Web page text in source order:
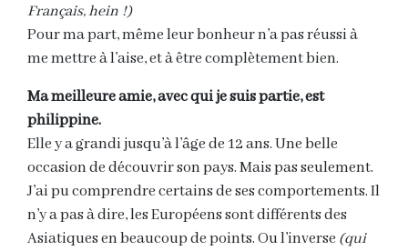
Français, hein !)
Pour ma part, même leur bonheur n’a pas réussi à
me mettre à l’aise, et à être complètement bien.
Ma meilleure amie, avec qui je suis partie, est
philippine.
Elle y a grandi jusqu’à l’âge de 12 ans. Une belle
occasion de découvrir son pays. Mais pas seulement.
J’ai pu comprendre certains de ses comportements. Il
n’y a pas à dire, les Européens sont différents des
Asiatiques en beaucoup de points. Ou l’inverse (qui